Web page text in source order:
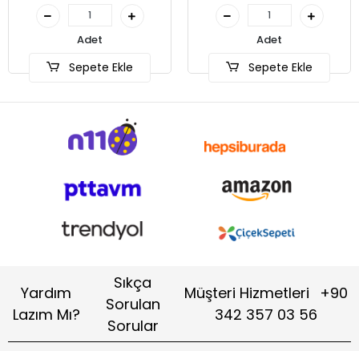
Adet
Sepete Ekle
Adet
Sepete Ekle
Yardım
Lazım Mı?
Sıkça
Sorulan
Sorular
Müşteri Hizmetleri
+90
342 357 03 56